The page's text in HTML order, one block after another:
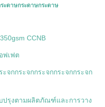
ะดาษกระดาษกระดาษ
CCNB
ฟเฟต
ะจกกระจกกระจกกระจกกระจก
บปรุงตามผลิตภัณฑ์และการวาง